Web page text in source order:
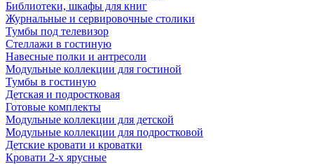
Библиотеки, шкафы для книг
Журнальные и сервировочные столики
Тумбы под телевизор
Стеллажи в гостиную
Навесные полки и антресоли
Модульные коллекции для гостиной
Тумбы в гостиную
Детская и подростковая
Готовые комплекты
Модульные коллекции для детской
Модульные коллекции для подростковой
Детские кровати и кроватки
Кровати 2-х ярусные